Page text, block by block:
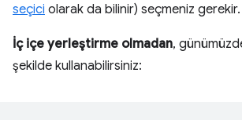
seçici olarak da bilinir) seçmeniz gerekir.
İç içe yerleştirme olmadan,
şekilde kullanabilirsiniz: